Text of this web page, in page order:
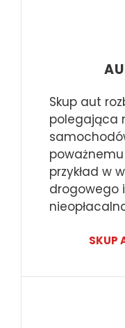
Skup aut
polegająca
przykład w
drogowego
SKUP